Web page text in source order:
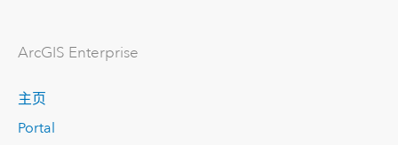
ArcGIS Enterprise
主页
Portal